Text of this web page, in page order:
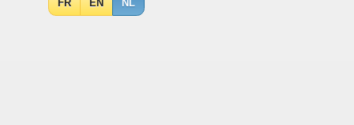
FR EN NL